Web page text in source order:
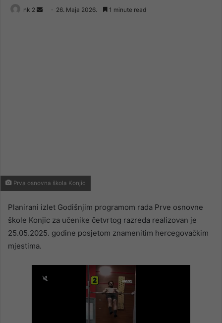
nk 2
Send 26. Maja 2026. 1 minute read
Prva osnovna škola Konjic
Planirani izlet Godišnjim programom rada Prve osnovne
škole Konjic za učenike četvrtog razreda realizovan je
25.05.2025. godine posjetom znamenitim hercegovačkim
mjestima.